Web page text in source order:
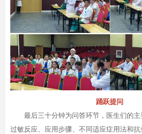
踊跃提问
最后三十分钟为问答环节，医生们的主
过敏反应、应用步骤、不同适应症用法和